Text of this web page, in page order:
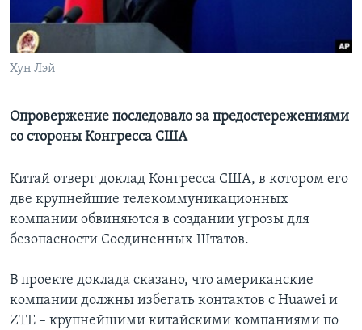
Learning English
СОЦИАЛЬНЫЕ СЕТИ
Языки
Хун Лэй
Опровержение последовало за предостережениями
со стороны Конгресса США
Китай отверг доклад Конгресса США, в котором его
две крупнейшие телекоммуникационных
компании обвиняются в создании угрозы для
безопасности Соединенных Штатов.
В проекте доклада сказано, что американские
компании должны избегать контактов с Huawei и
ZTE – крупнейшими китайскими компаниями по